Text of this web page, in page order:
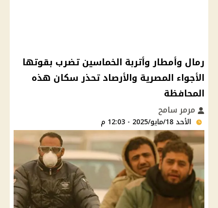
رمال وأمطار وأتربة الخماسين تضرب بقوتها
الأجواء المصرية والأرصاد تحذر سكان هذه
المحافظة
مرمر سامح
الأحد 18/مايو/2025 - 12:03 م